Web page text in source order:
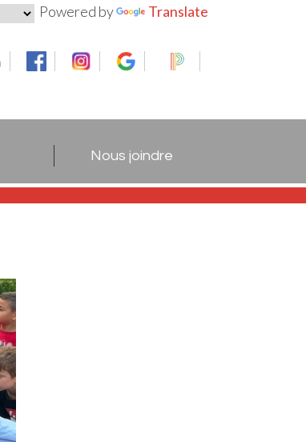
Powered by Translate
Nous joindre